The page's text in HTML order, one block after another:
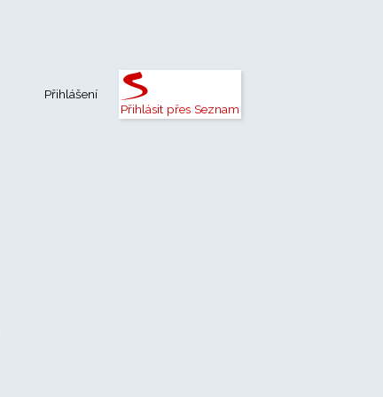
Přihlášení
Přihlásit přes Seznam